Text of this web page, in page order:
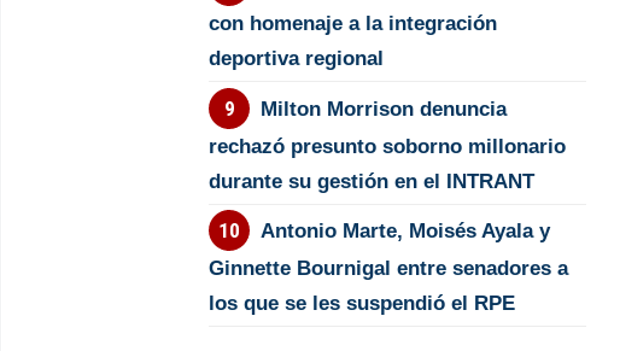
con homenaje a la integración
deportiva regional
Milton Morrison denuncia
rechazó presunto soborno millonario
durante su gestión en el INTRANT
Antonio Marte, Moisés Ayala y
Ginnette Bournigal entre senadores a
los que se les suspendió el RPE